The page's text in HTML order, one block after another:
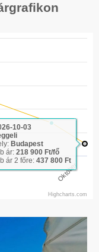
Október
Highcharts.com
10-03
Budapest
ár: 218 900 Ft/fő
ár 2 főre: 437 800 Ft